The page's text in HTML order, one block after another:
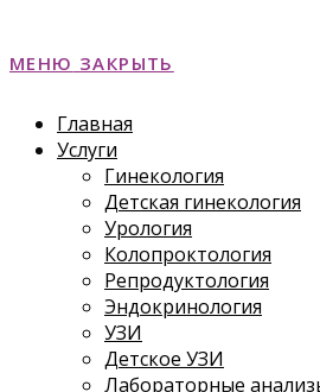
МЕНЮ ЗАКРЫТЬ
Главная
Услуги
Гинекология
Детская гинекология
Урология
Колопроктология
Репродуктология
Эндокринология
УЗИ
Детское УЗИ
Лабораторные